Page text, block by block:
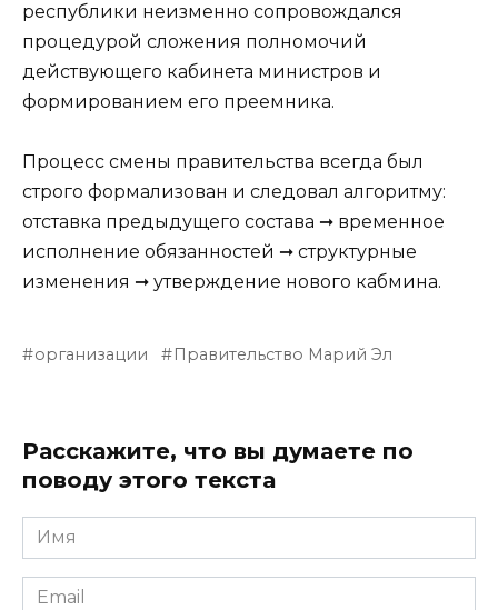
республики неизменно сопровождался
процедурой сложения полномочий
действующего кабинета министров и
формированием его преемника.
Процесс смены правительства всегда был
строго формализован и следовал алгоритму:
отставка предыдущего состава ➞ временное
исполнение обязанностей ➞ структурные
изменения ➞ утверждение нового кабмина.
организации Правительство Марий Эл
Расскажите, что вы думаете по
поводу этого текста
Имя
Email